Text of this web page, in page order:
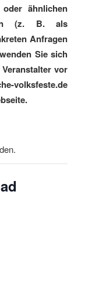
ähnlichen
(z. B. als
Anfragen
Sie sich
vor
volksfeste.de